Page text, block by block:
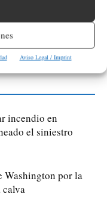
Aviso Legal / Imprint
de Estados Unidos
a dos tripulantes tras
de avión cerca del
Monte Rainier
incendio en
el siniestro
Washington por la
calva